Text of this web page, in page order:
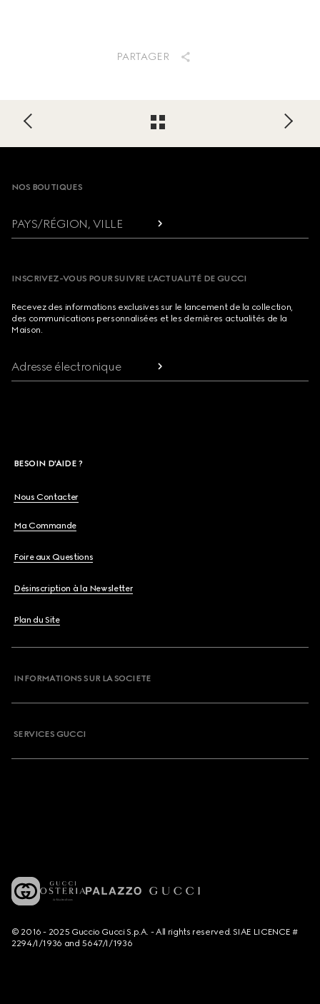
PARTAGER
Footer
NOS BOUTIQUES
PAYS/RÉGION, VILLE
INSCRIVEZ-VOUS POUR SUIVRE L’ACTUALITÉ DE GUCCI
Recevez des informations exclusives sur le lancement de la collection,
des communications personnalisées et les dernières actualités de la
Maison.
Adresse électronique
BESOIN D'AIDE ?
Nous Contacter
Ma Commande
Foire aux Questions
Désinscription à la Newsletter
Plan du Site
INFORMATIONS SUR LA SOCIETE
SERVICES GUCCI
© 2016 - 2025 Guccio Gucci S.p.A. - All rights reserved. SIAE LICENCE #
2294/I/1936 and 5647/I/1936